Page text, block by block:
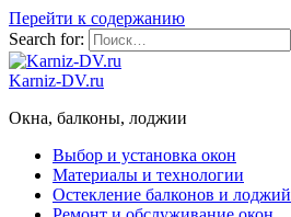
Перейти к содержанию
Search for:
Karniz-DV.ru
Окна, балконы, лоджии
Выбор и установка окон
Материалы и технологии
Остекление балконов и лоджий